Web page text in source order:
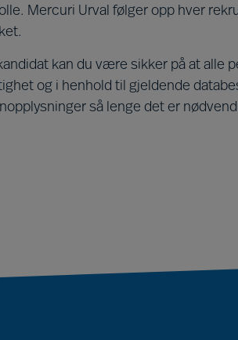
Mercuri Urval følger opp hver
kan du være sikker på at alle
og i henhold til gjeldende
så lenge det er